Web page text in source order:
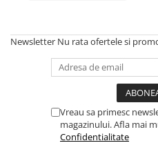
Alte produse Hobby
Merch Lex Hobby Store
Newsletter Nu rata ofertele si
Vreau sa primesc
magazinului. Afla mai
Confidentialitate